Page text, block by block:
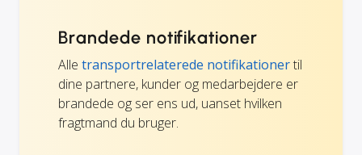
Brandede notifikationer
Alle transportrelaterede notifikationertil
dine partnere, kunder og medarbejdere er
brandede og ser ens ud, uanset hvilken
fragtmand du bruger.